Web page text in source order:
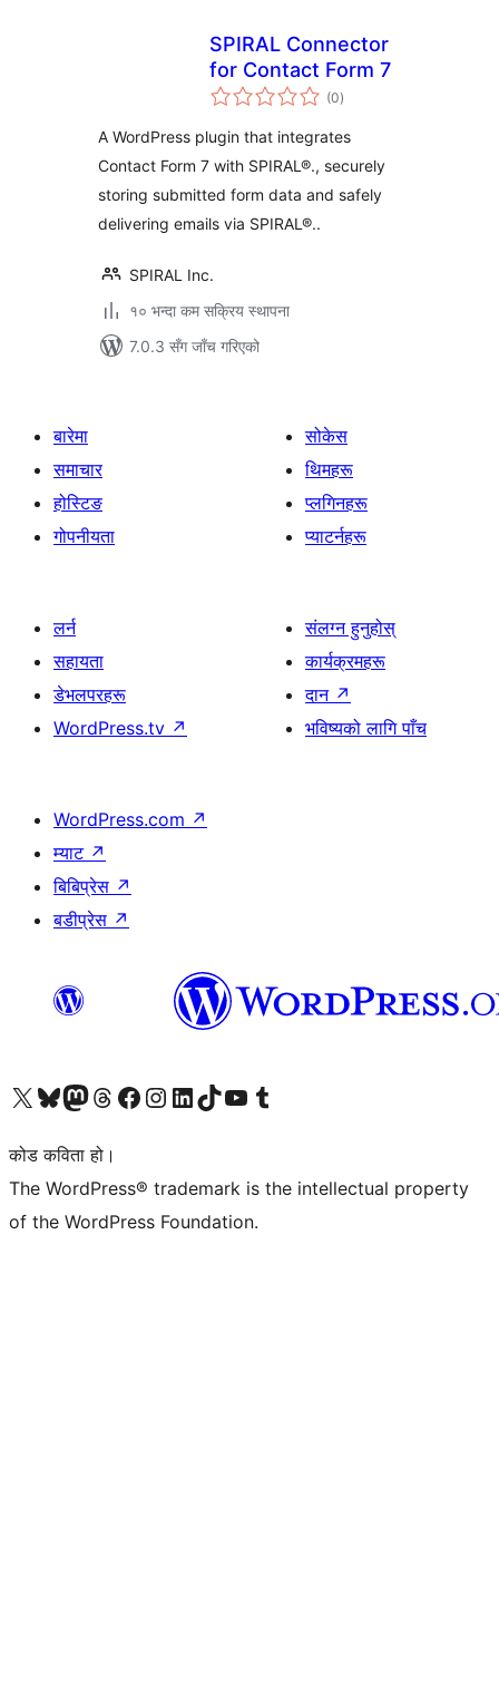
SPIRAL Connector
for Contact Form 7
(0कुल
रेटिङ्गहरू
)
A WordPress plugin that integrates
Contact Form 7 with SPIRAL®., securely
storing submitted form data and safely
delivering emails via SPIRAL®..
SPIRAL Inc.
१० भन्दा कम सक्रिय स्थापना
7.0.3 सँग जाँच गरिएको
बारेमा
समाचार
होस्टिङ
गोपनीयता
सोकेस
थिमहरू
प्लगिनहरू
प्याटर्नहरू
लर्न
सहायता
डेभलपरहरू
WordPress.tv ↗
संलग्न हुनुहोस्
कार्यक्रमहरू
दान ↗
भविष्यको लागि पाँच
WordPress.com ↗
म्याट ↗
बिबिप्रेस ↗
बडीप्रेस ↗
हाम्रो X (पहिले ट्विटर) खातामा जानुहोस्
हाम्रो Bluesky खाता भ्रमण गर्नुहोस्
हाम्रो म्यास्टोडन खाता भ्रमण गर्नुहोस्
हाम्रो थ्रेड्स खातामा जानुहोस्
हाम्रो फेसबुक पेजमा जानुहोस्
हाम्रो इन्स्टाग्राम खातामा जानुहोस्
हाम्रो लिङ्क्डइन खातामा जानुहोस्
हाम्रो TikTok खाता भ्रमण गर्नुहोस्
हाम्रो युट्युब च्यानलमा जानुहोस्
हाम्रो टम्बलर खाता भ्रमण गर्नुहोस्
कोड कविता हो।
The WordPress® trademark is the intellectual property
of the WordPress Foundation.